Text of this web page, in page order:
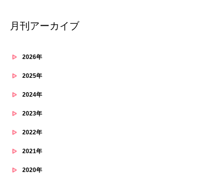
月刊アーカイブ
2026年
2025年
2024年
2023年
2022年
2021年
2020年